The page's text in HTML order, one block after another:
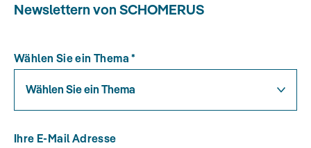
Newslettern von SCHOMERUS
Wählen Sie ein Thema *
Wählen Sie ein Thema
Ihre E-Mail Adresse